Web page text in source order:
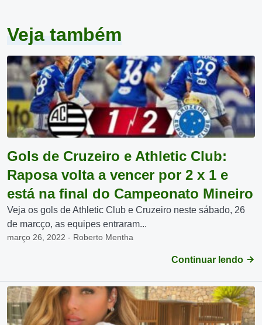
Veja também
Gols de Cruzeiro e Athletic Club:
Raposa volta a vencer por 2 x 1 e
está na final do Campeonato Mineiro
Veja os gols de Athletic Club e Cruzeiro neste sábado, 26
de marcço, as equipes entraram...
março 26, 2022 - Roberto Mentha
Continuar lendo